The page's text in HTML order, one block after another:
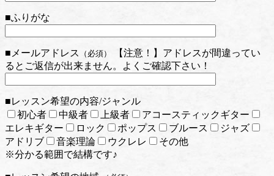
■ふりがな
■メールアドレス （必須）
【注意！】アドレスが間違ってい
るとご返信が出来ません。よくご確認下さい！
■レッスン希望の内容/ジャンル
初心者
中級者 上級者
アコースティックギター
エレキギター
ロック ポップス ブルース
ジャズ
アドリブ
音楽理論 ウクレレ
その他
※分かる範囲で結構です♪